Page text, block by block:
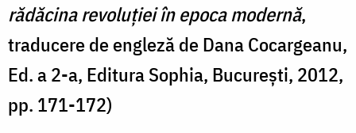
rădăcina revoluției în epoca modernă,
traducere de engleză de Dana Cocargeanu,
Ed. a 2-a, Editura Sophia, București, 2012,
pp. 171-172)